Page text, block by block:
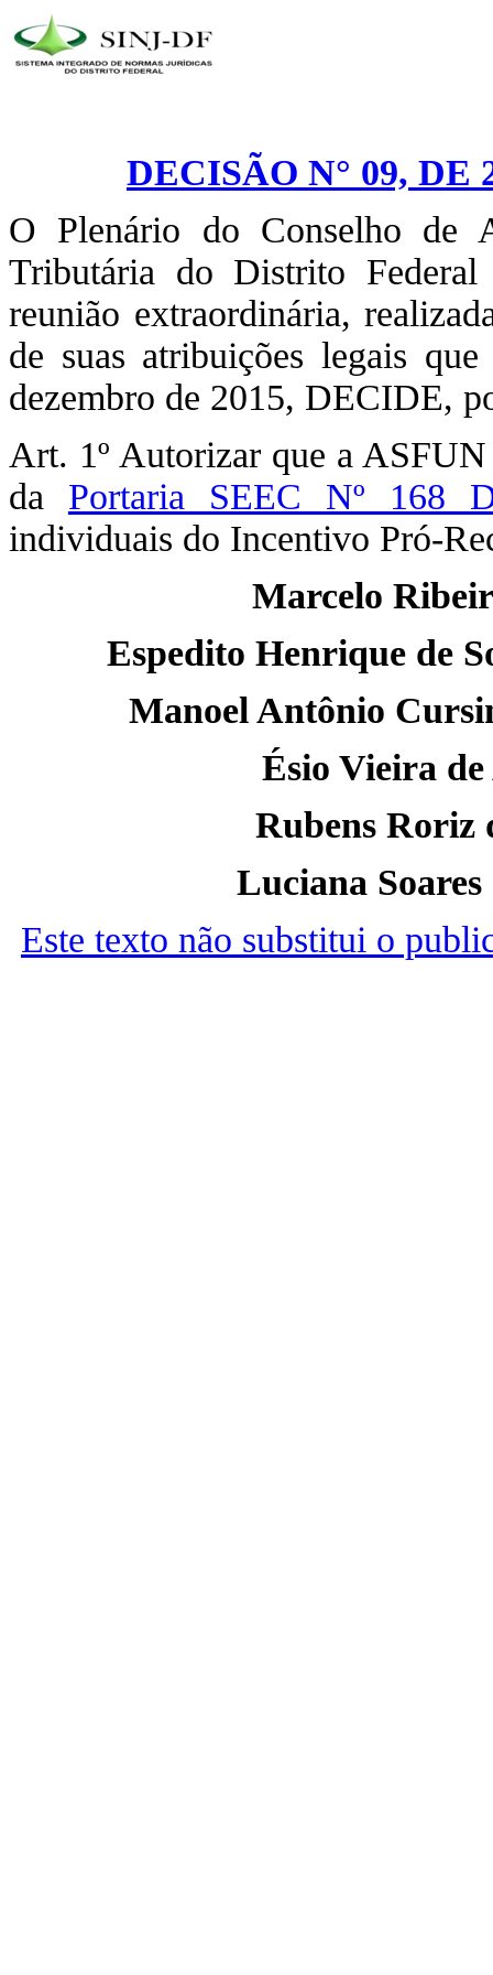
DECISÃO N° 09, DE
O Plenário do Conselho de
Tributária do Distrito
reunião extraordinária,
de suas atribuições legais
dezembro de 2015, DECIDE,
Art. 1º Autorizar que a
da Portaria SEEC Nº 168
individuais do Incentivo Pró-
Marcelo
Espedito Henrique de
Manoel Antônio
Ésio Vieira
Rubens Roriz
Luciana
Este texto não substitui o